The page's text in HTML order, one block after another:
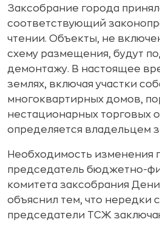
Заксобрание города
соответствующий
чтении. Объекты, не
схему размещения, будут
демонтажу. В настоящее
землях, включая участки
многоквартирных домов,
нестационарных торговых
определяется владельцем
Необходимость изменения
председатель бюджетно-
комитета заксобрания
объяснил тем, что нередки
председатели ТСЖ